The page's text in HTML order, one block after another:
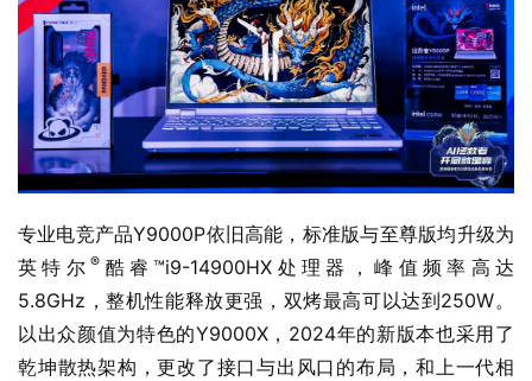
专业电竞产品Y9000P依旧高能，标准版与至尊版均升级为
英特尔® 酷睿™i9-14900HX处理器，峰值频率高达
5.8GHz，整机性能释放更强，双烤最高可以达到250W。
以出众颜值为特色的Y9000X，2024年的新版本也采用了
乾坤散热架构，更改了接口与出风口的布局，和上一代相